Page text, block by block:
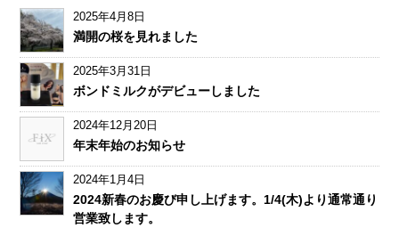
2025年4月8日
満開の桜を見れました
2025年3月31日
ボンドミルクがデビューしました
2024年12月20日
年末年始のお知らせ
2024年1月4日
2024新春のお慶び申し上げます。1/4(木)より通常通り
営業致します。